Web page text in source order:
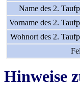
Name des 2.
Vorname des 2.
Wohnort des 2.
Hinweise